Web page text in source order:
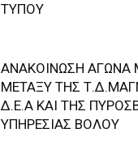
ΤΥΠΟΥ
ΑΝΑΚΟΙΝΩΣΗ ΑΓΩΝΑ
ΜΕΤΑΞΥ ΤΗΣ
Δ.Ε.Α KAI ΤΗΣ
ΥΠΗΡΕΣΙΑΣ ΒΟΛΟΥ